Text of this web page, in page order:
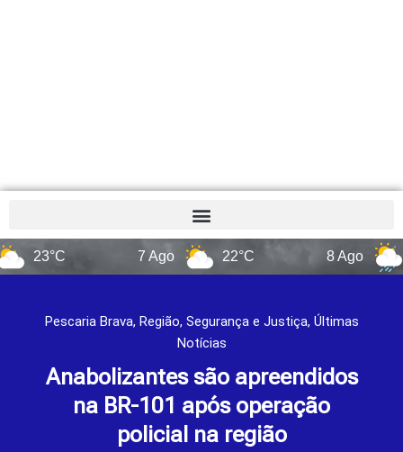
22°C 14°C
Pescaria Brava, Região, Segurança e Justiça, Últimas
Notícias
Anabolizantes são apreendidos
na BR-101 após operação
policial na região